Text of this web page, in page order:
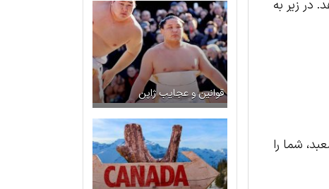
در زیر به
شما را
قوانین و عجایب ژاپن